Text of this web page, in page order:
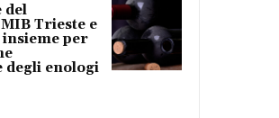
del
Trieste e
per
degli enologi